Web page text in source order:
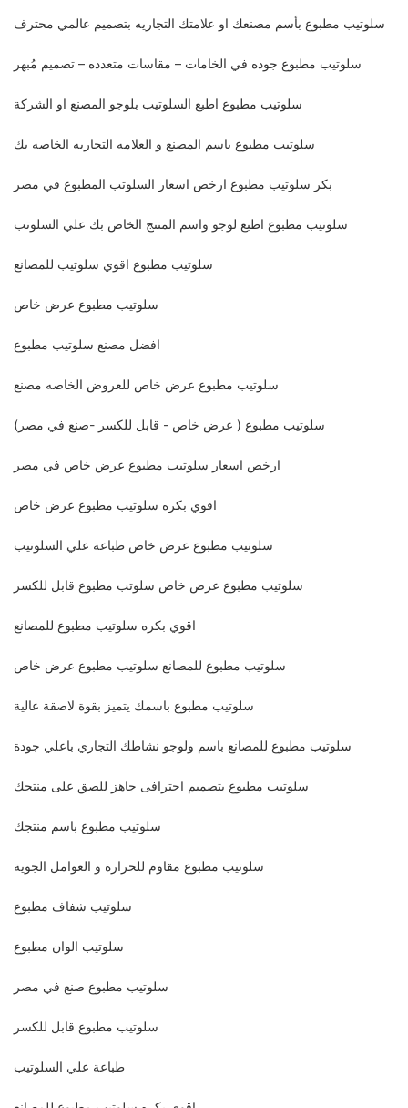
سلوتيب مطبوع بأسم مصنعك او علامتك التجاريه بتصميم عالمي محترف
سلوتيب مطبوع جوده في الخامات – مقاسات متعدده – تصميم مُبهر
سلوتيب مطبوع اطبع السلوتيب بلوجو المصنع او الشركة
سلوتيب مطبوع باسم المصنع و العلامه التجاريه الخاصه بك
بكر سلوتيب مطبوع ارخص اسعار السلوتب المطبوع في مصر
سلوتيب مطبوع اطبع لوجو واسم المنتج الخاص بك علي السلوتب
سلوتيب مطبوع اقوي سلوتيب للمصانع
سلوتيب مطبوع عرض خاص
افضل مصنع سلوتيب مطبوع
سلوتيب مطبوع عرض خاص للعروض الخاصه مصنع
سلوتيب مطبوع ( عرض خاص - قابل للكسر -صنع في مصر)
ارخص اسعار سلوتيب مطبوع عرض خاص في مصر
اقوي بكره سلوتيب مطبوع عرض خاص
سلوتيب مطبوع عرض خاص طباعة علي السلوتيب
سلوتيب مطبوع عرض خاص سلوتب مطبوع قابل للكسر
اقوي بكره سلوتيب مطبوع للمصانع
سلوتيب مطبوع للمصانع سلوتيب مطبوع عرض خاص
سلوتيب مطبوع باسمك يتميز بقوة لاصقة عالية
سلوتيب مطبوع للمصانع باسم ولوجو نشاطك التجاري باعلي جودة
سلوتيب مطبوع بتصميم احترافى جاهز للصق على منتجك
سلوتيب مطبوع باسم منتجك
سلوتيب مطبوع مقاوم للحرارة و العوامل الجوية
سلوتيب شفاف مطبوع
سلوتيب الوان مطبوع
سلوتيب مطبوع صنع في مصر
سلوتيب مطبوع قابل للكسر
طباعة علي السلوتيب